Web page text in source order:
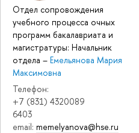
Отдел сопровождения
учебного процесса очных
программ бакалавриата и
магистратуры: Начальник
отдела – Емельянова Мария
Максимовна
Телефон:
+7 (831) 4320089
6403
email: memelyanova@hse.ru